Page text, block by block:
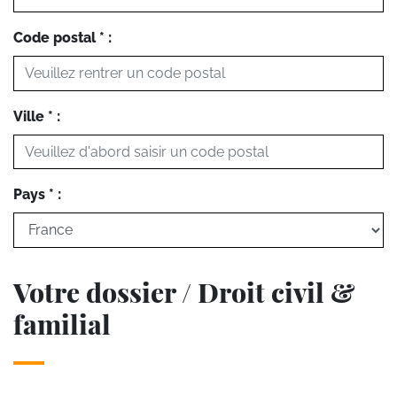
Code postal * :
Ville * :
Pays * :
Votre dossier / Droit civil &
familial